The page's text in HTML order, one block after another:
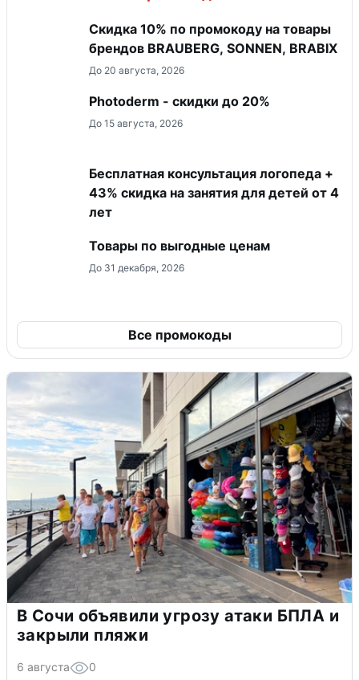
Скидка 10% по промокоду на товары
брендов BRAUBERG, SONNEN, BRABIX
До 20 августа, 2026
Photoderm - скидки до 20%
До 15 августа, 2026
Бесплатная консультация логопеда +
43% скидка на занятия для детей от 4
лет
Товары по выгодные ценам
До 31 декабря, 2026
Все промокоды
В Сочи объявили угрозу атаки БПЛА и
закрыли пляжи
6 августа 0